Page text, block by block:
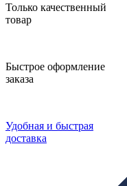
Только качественный
товар
Быстрое оформление
заказа
Удобная и быстрая
доставка